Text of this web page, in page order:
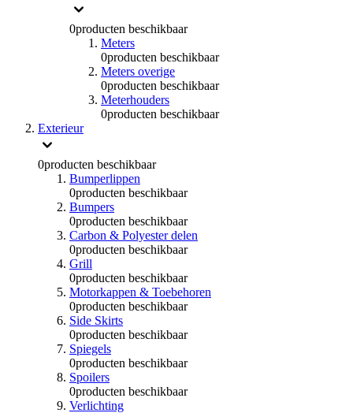
0producten beschikbaar
Meters
0producten beschikbaar
Meters overige
0producten beschikbaar
Meterhouders
0producten beschikbaar
Exterieur
0producten beschikbaar
Bumperlippen
0producten beschikbaar
Bumpers
0producten beschikbaar
Carbon & Polyester delen
0producten beschikbaar
Grill
0producten beschikbaar
Motorkappen & Toebehoren
0producten beschikbaar
Side Skirts
0producten beschikbaar
Spiegels
0producten beschikbaar
Spoilers
0producten beschikbaar
Verlichting